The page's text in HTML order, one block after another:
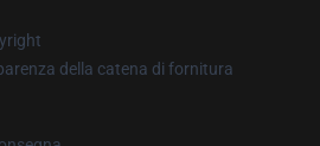
della catena di fornitura